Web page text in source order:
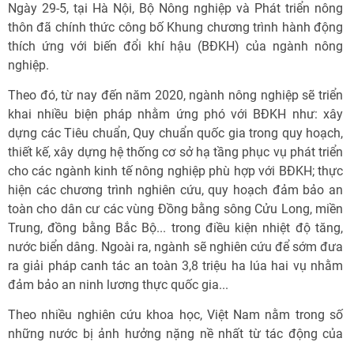
Ngày 29-5, tại Hà Nội, Bộ Nông nghiệp và Phát triển nông
thôn đã chính thức công bố Khung chương trình hành động
thích ứng với biến đổi khí hậu (BĐKH) của ngành nông
nghiệp.
Theo đó, từ nay đến năm 2020, ngành nông nghiệp sẽ triển
khai nhiều biện pháp nhằm ứng phó với BĐKH như: xây
dựng các Tiêu chuẩn, Quy chuẩn quốc gia trong quy hoạch,
thiết kế, xây dựng hệ thống cơ sở hạ tầng phục vụ phát triển
cho các ngành kinh tế nông nghiệp phù hợp với BĐKH; thực
hiện các chương trình nghiên cứu, quy hoạch đảm bảo an
toàn cho dân cư các vùng Đồng bằng sông Cửu Long, miền
Trung, đồng bằng Bắc Bộ... trong điều kiện nhiệt độ tăng,
nước biển dâng. Ngoài ra, ngành sẽ nghiên cứu để sớm đưa
ra giải pháp canh tác an toàn 3,8 triệu ha lúa hai vụ nhằm
đảm bảo an ninh lương thực quốc gia...
Theo nhiều nghiên cứu khoa học, Việt Nam nằm trong số
những nước bị ảnh hưởng nặng nề nhất từ tác động của